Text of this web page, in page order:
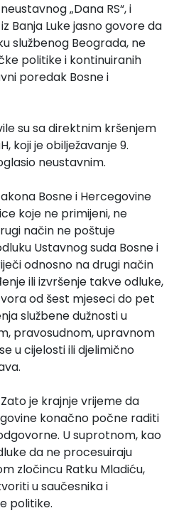
„Dana RS“, i
Banja Luke jasno govore da
službenog Beograda, ne
politike i kontinuiranih
poredak Bosne i
su sa direktnim kršenjem
koji je obilježavanje 9.
neustavnim.
Bosne i Hercegovine
koje ne primijeni, ne
način ne poštuje
Ustavnog suda Bosne i
odnosno na drugi način
ili izvršenje takve odluke,
od šest mjeseci do pet
službene dužnosti u
pravosudnom, upravnom
u cijelosti ili djelimično
je krajnje vrijeme da
konačno počne raditi
U suprotnom, kao
da ne procesuiraju
zločincu Ratku Mladiću,
u saučesnika i
politike.